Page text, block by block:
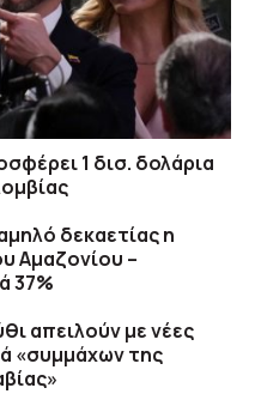
1 δισ. δολάρια
δεκαετίας η
Αμαζονίου –
37%
απειλούν με νέες
«συμμάχων της